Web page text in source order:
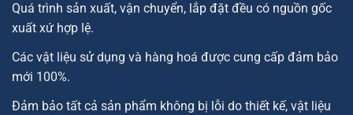
Quá trình sản xuất, vận chuyển, lắp đặt đều có nguồn gốc
xuất xứ hợp lệ.
Các vật liệu sử dụng và hàng hoá được cung cấp đảm bảo
mới 100%.
Đảm bảo tất cả sản phẩm không bị lỗi do thiết kế, vật liệu